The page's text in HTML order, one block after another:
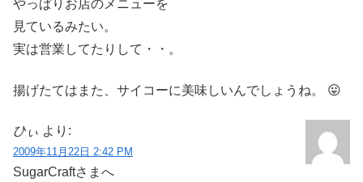
やっぱりお店のメニューを
見ているみたい。
実は営業してたりして・・。
揚げたてはまた、サイコーに美味しいんでしょうね。 😛
ひぃ より:
2009年11月22日 2:42 PM
SugarCraftさまへ